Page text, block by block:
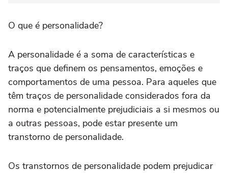
O que é personalidade?
A personalidade é a soma de características e
traços que definem os pensamentos, emoções e
comportamentos de uma pessoa. Para aqueles que
têm traços de personalidade considerados fora da
norma e potencialmente prejudiciais a si mesmos ou
a outras pessoas, pode estar presente um
transtorno de personalidade.
Os transtornos de personalidade podem prejudicar